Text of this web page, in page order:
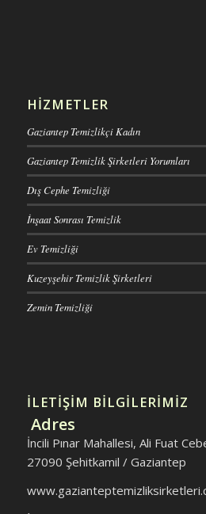
HIZMETLER
Gaziantep Temizlikçi Kadın
Gaziantep Temizlik Şirketleri Yorumları
Dış Cephe Temizliği
İnşaat Sonrası Temizlik
Ev Temizliği
Kuzeyşehir Temizlik Şirketleri
Zemin Temizliği
İLETİŞİM BİLGİLERİMİZ
Adres
İncili Pınar Mahallesi, Ali Fuat
27090 Şehitkamil / Gaziantep